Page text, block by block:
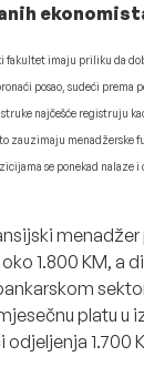
fakultet imaju priliku da
posao, sudeći prema
najčešće registruju
zauzimaju menadžerske
se ponekad nalaze i
1.800 KM, a
platu u
1.700